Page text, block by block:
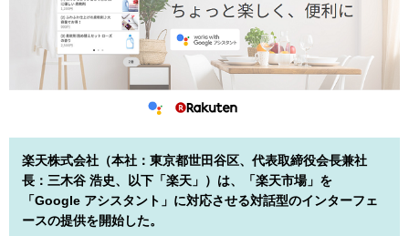
楽天株式会社（本社：東京都世田谷区、代表取締役会長兼社
長：三木谷 浩史、以下「楽天」）は、「楽天市場」を
「Google アシスタント」に対応させる対話型のインターフェ
ースの提供を開始した。